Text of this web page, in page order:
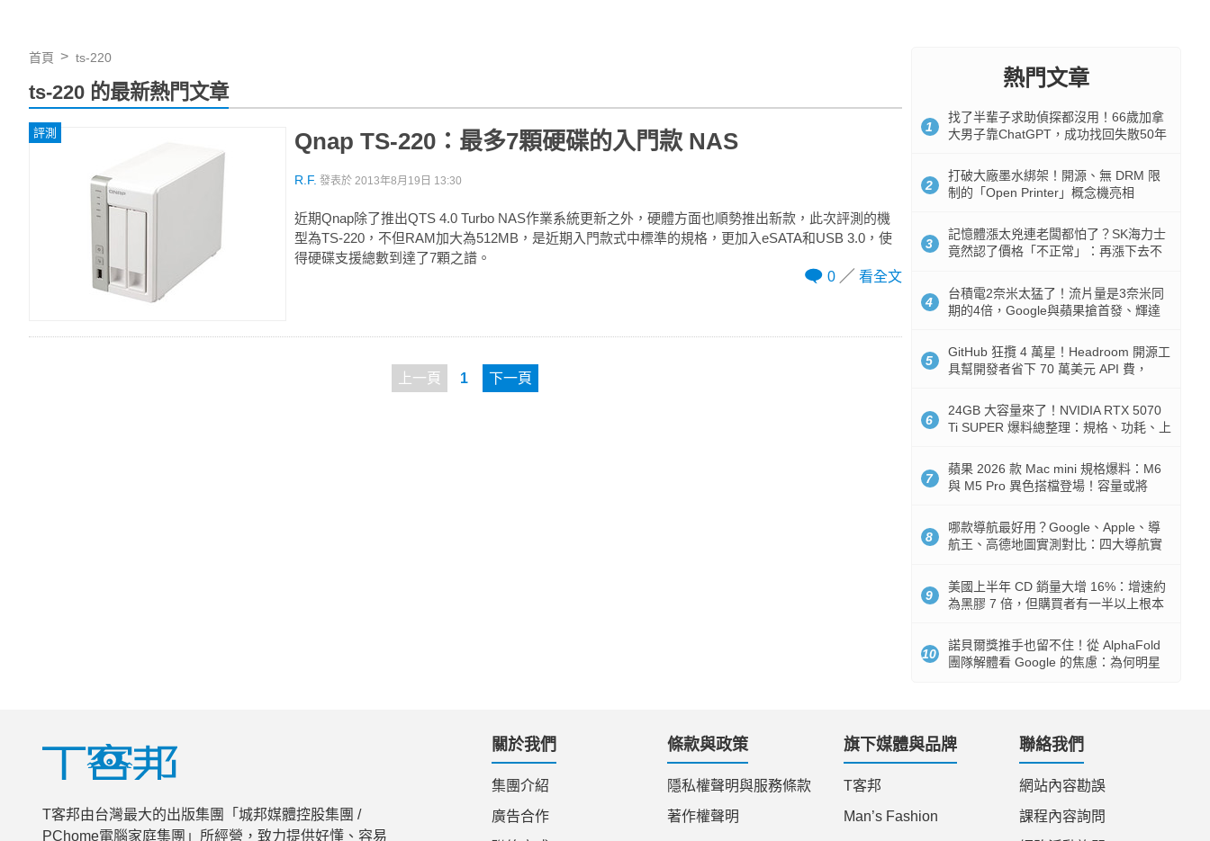
首頁 ts-220
ts-220 的最新熱門文章
評測 Qnap TS-220：最多7顆硬碟的入門款 NAS
R.F. 發表於 2013年8月19日 13:30
近期Qnap除了推出QTS 4.0 Turbo NAS作業系統更新之外，硬體方面也順勢推出新款，此次評測的機
型為TS-220，不但RAM加大為512MB，是近期入門款式中標準的規格，更加入eSATA和USB 3.0，使
得硬碟支援總數到達了7顆之譜。
0
看全文
上一頁 1 下一頁
熱門文章
1
找了半輩子求助偵探都沒用！66歲加拿
大男子靠ChatGPT，成功找回失散50年
2
打破大廠墨水綁架！開源、無 DRM 限
制的「Open Printer」概念機亮相
3
記憶體漲太兇連老闆都怕了？SK海力士
竟然認了價格「不正常」：再漲下去不
4
台積電2奈米太猛了！流片量是3奈米同
期的4倍，Google與蘋果搶首發、輝達
5
GitHub 狂攬 4 萬星！Headroom 開源工
具幫開發者省下 70 萬美元 API 費，
6
24GB 大容量來了！NVIDIA RTX 5070
Ti SUPER 爆料總整理：規格、功耗、上
7
蘋果 2026 款 Mac mini 規格爆料：M6
與 M5 Pro 異色搭檔登場！容量或將
8
哪款導航最好用？Google、Apple、導
航王、高德地圖實測對比：四大導航實
9
美國上半年 CD 銷量大增 16%：增速約
為黑膠 7 倍，但購買者有一半以上根本
10
諾貝爾獎推手也留不住！從 AlphaFold
團隊解體看 Google 的焦慮：為何明星
T客邦由台灣最大的出版集團「城邦媒體控股集團 /
PChome電腦家庭集團」所經營，致力提供好懂、容易
關於我們
集團介紹
廣告合作
條款與政策
隱私權聲明與服務條款
著作權聲明
旗下媒體與品牌
T客邦
Man’s Fashion
聯絡我們
網站內容勘誤
課程內容詢問